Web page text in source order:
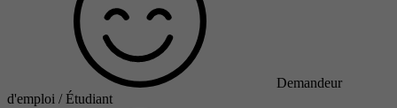
Demandeur
d'emploi / Étudiant